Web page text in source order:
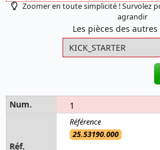
Zoomer en toute simplicité ! Survolez
agrandir
Les pièces des autres
1
25.53190.000